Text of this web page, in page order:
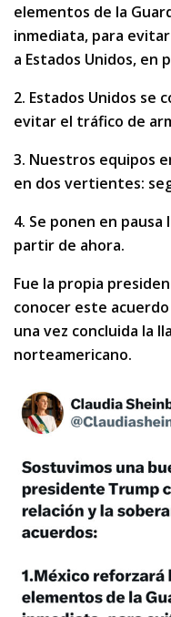
elementos de la
inmediata, para
a Estados Unidos,
2. Estados Unidos se
evitar el tráfico de
3. Nuestros equipos
en dos vertientes:
4. Se ponen en
partir de ahora.
Fue la propia
conocer este
una vez concluida la
norteamericano.